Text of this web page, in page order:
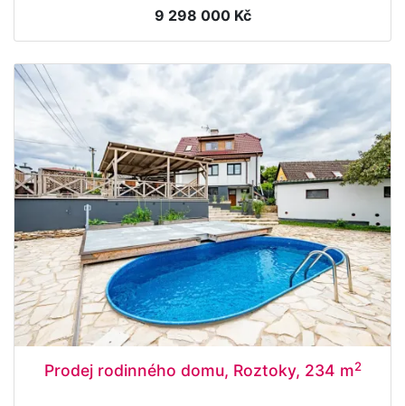
9 298 000 Kč
Prodej rodinného domu, Roztoky, 234 m2